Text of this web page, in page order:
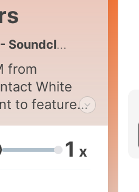
Superstars 002
from
White
to feature
podcast.
Volumen 1 x